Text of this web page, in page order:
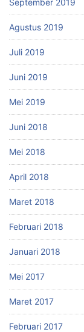
Agustus 2019
Juli 2019
Juni 2019
Mei 2019
Juni 2018
Mei 2018
April 2018
Maret 2018
Februari 2018
Januari 2018
Mei 2017
Maret 2017
Februari 2017